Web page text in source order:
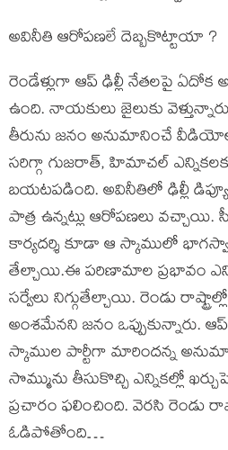
అవినీతి ఆరోపణలే దెబ్బకొట్టాయా ?
రెండేళ్లుగా ఆప్ ఢిల్లీ నేతలపై ఏదోక
ఉంది. నాయకులు జైలుకు
తీరును జనం అనుమానించే
సరిగ్గా గుజరాత్, హిమాచల్
బయటపడింది. అవినీతిలో ఢిల్లీ
పాత్ర ఉన్నట్లు ఆరోపణలు వచ్చాయి.
కార్యదర్శి కూడా ఆ స్కాములో
తేల్చాయి.ఈ పరిణామాల ప్రభావం
సర్వేలు నిగ్గుతేల్చాయి. రెండు
అంశమేనని జనం ఒప్పుకున్నారు.
స్కాముల పార్టీగా మారిందన్న
సొమ్మును తీసుకొచ్చి ఎన్నికల్లో
ప్రచారం ఫలించింది. వెరసి రెండు
ఓడిపోతోంది…